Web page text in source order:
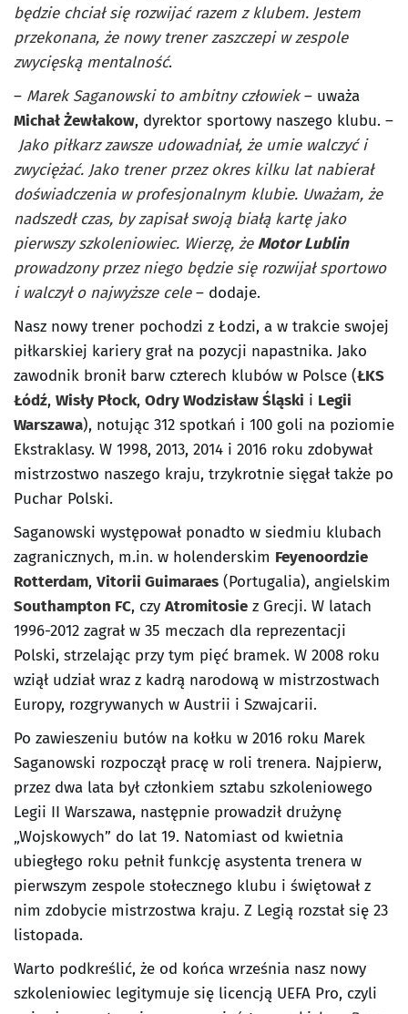
będzie chciał się rozwijać razem z klubem. Jestem
przekonana, że nowy trener zaszczepi w zespole
zwycięską mentalność.
– Marek Saganowski to ambitny człowiek– uważa
Michał Żewłakow, dyrektor sportowy naszego klubu. –
Jako piłkarz zawsze udowadniał, że umie walczyć i
zwyciężać. Jako trener przez okres kilku lat nabierał
doświadczenia w profesjonalnym klubie. Uważam, że
nadszedł czas, by zapisał swoją białą kartę jako
pierwszy szkoleniowiec. Wierzę, żeMotor Lublin
prowadzony przez niego będzie się rozwijał sportowo
i walczył o najwyższe cele– dodaje.
Nasz nowy trener pochodzi z Łodzi, a w trakcie swojej
piłkarskiej kariery grał na pozycji napastnika. Jako
zawodnik bronił barw czterech klubów w Polsce (ŁKS
Łódź, Wisły Płock, Odry Wodzisław Śląski i Legii
Warszawa), notując 312 spotkań i 100 goli na poziomie
Ekstraklasy. W 1998, 2013, 2014 i 2016 roku zdobywał
mistrzostwo naszego kraju, trzykrotnie sięgał także po
Puchar Polski.
Saganowski występował ponadto w siedmiu klubach
zagranicznych, m.in. w holenderskim Feyenoordzie
Rotterdam, Vitorii Guimaraes (Portugalia), angielskim
Southampton FC, czy Atromitosie z Grecji. W latach
1996-2012 zagrał w 35 meczach dla reprezentacji
Polski, strzelając przy tym pięć bramek. W 2008 roku
wziął udział wraz z kadrą narodową w mistrzostwach
Europy, rozgrywanych w Austrii i Szwajcarii.
Po zawieszeniu butów na kołku w 2016 roku Marek
Saganowski rozpoczął pracę w roli trenera. Najpierw,
przez dwa lata był członkiem sztabu szkoleniowego
Legii II Warszawa, następnie prowadził drużynę
„Wojskowych” do lat 19. Natomiast od kwietnia
ubiegłego roku pełnił funkcję asystenta trenera w
pierwszym zespole stołecznego klubu i świętował z
nim zdobycie mistrzostwa kraju. Z Legią rozstał się 23
listopada.
Warto podkreślić, że od końca września nasz nowy
szkoleniowiec legitymuje się licencją UEFA Pro, czyli